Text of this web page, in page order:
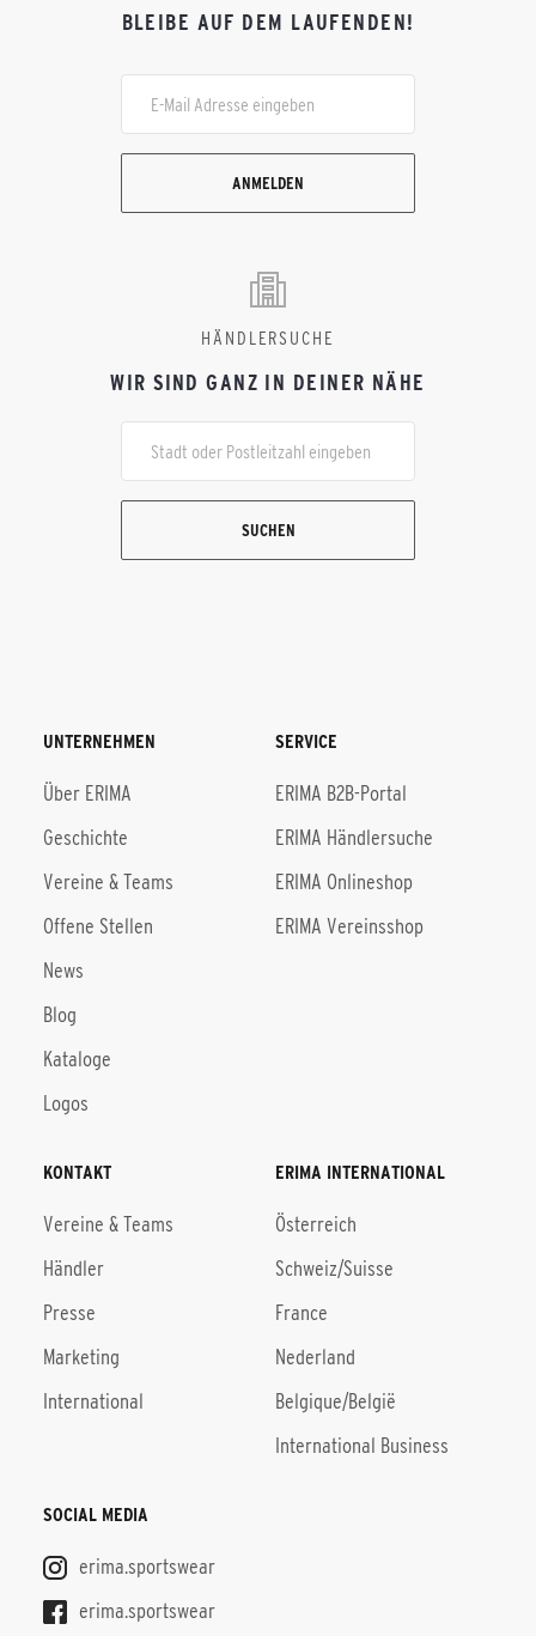
BLEIBE AUF DEM LAUFENDEN!
ANMELDEN
HÄNDLERSUCHE
WIR SIND GANZ IN DEINER NÄHE
SUCHEN
UNTERNEHMEN
Über ERIMA
Geschichte
Vereine & Teams
Offene Stellen
News
Blog
Kataloge
Logos
SERVICE
ERIMA B2B-Portal
ERIMA Händlersuche
ERIMA Onlineshop
ERIMA Vereinsshop
KONTAKT
Vereine & Teams
Händler
Presse
Marketing
International
ERIMA INTERNATIONAL
Österreich
Schweiz/Suisse
France
Nederland
Belgique/België
International Business
SOCIAL MEDIA
erima.sportswear
erima.sportswear